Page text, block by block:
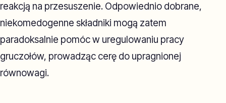
reakcją na przesuszenie. Odpowiednio dobrane,
niekomedogenne składniki mogą zatem
paradoksalnie pomóc w uregulowaniu pracy
gruczołów, prowadząc cerę do upragnionej
równowagi.